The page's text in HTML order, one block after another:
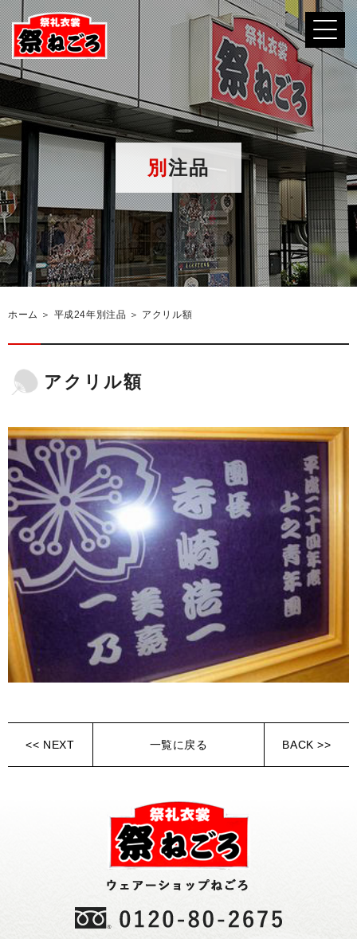
別注品
ホーム ＞ 平成24年別注品 ＞ アクリル額
アクリル額
<< NEXT 一覧に戻る BACK >>